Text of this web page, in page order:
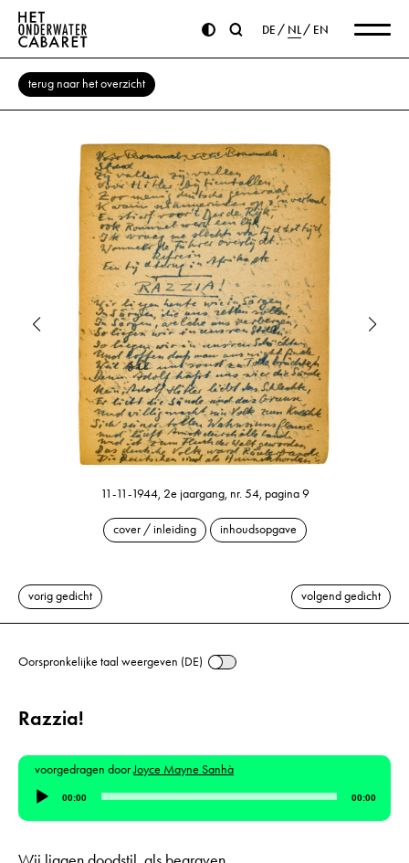
DE NL EN
terug naar het overzicht
11-11-1944, 2e jaargang, nr. 54, pagina 9
cover / inleiding inhoudsopgave
vorig gedicht volgend gedicht
Oorspronkelijke taal weergeven (DE)
Razzia!
voorgedragen doorJoyce Mayne Sanhà
Audiospeler
00:00 00:00